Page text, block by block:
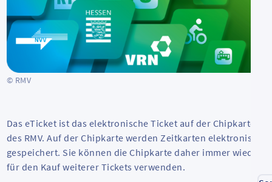
© RMV
Das eTicket ist das elektronische Ticket auf der Chipkarte
des RMV. Auf der Chipkarte werden Zeitkarten elektronisch
gespeichert. Sie können die Chipkarte daher immer wieder
für den Kauf weiterer Tickets verwenden.